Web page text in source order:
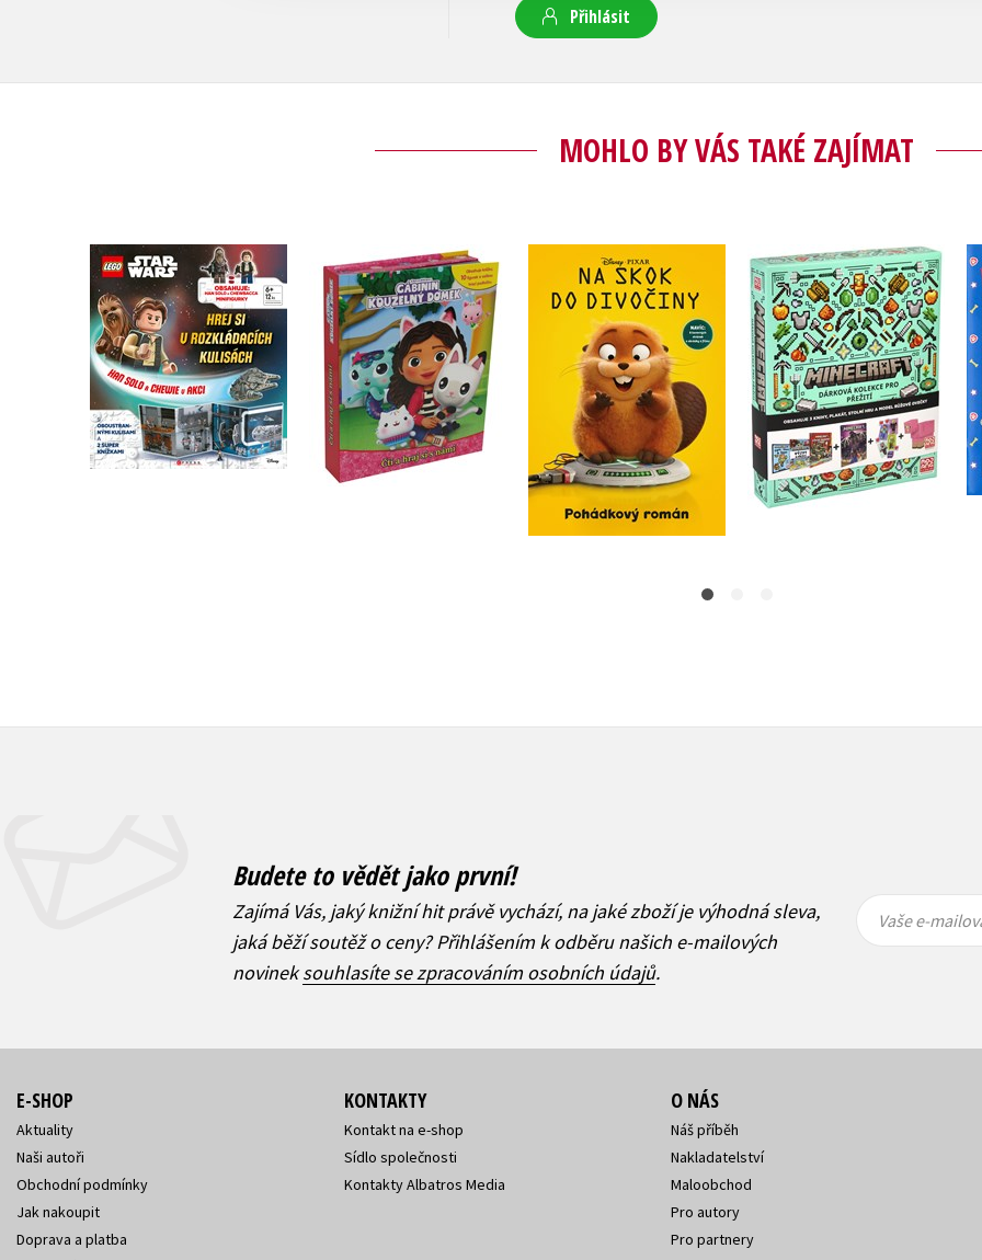
Přihlásit
MOHLO BY VÁS TAKÉ ZAJÍMAT
LEGO® Star Wars™
Han Solo a Chewie v
akci
Kolektiv
Do košíku
Gábinin kouzelný
domek - Čti a hraj si s
námi
Kolektiv
Na skok do divočiny -
Pohádkový román
Kolektiv
Do košíku
269 Kč
215 Kč
Minecraft - Dárková
kolekce pro přežití
Kolektiv
Do košíku
479 Kč
Budete to vědět jako první!
Zajímá Vás, jaký knižní hit právě vychází, na jaké zboží je výhodná sleva,
jaká běží soutěž o ceny? Přihlášením k odběru našich e-mailových
novineksouhlasíte se zpracováním osobních údajů.
mailová
mailová
Vaše e-
E-SHOP
Aktuality
Naši autoři
Obchodní podmínky
Jak nakoupit
Doprava a platba
KONTAKTY
Kontakt na e-shop
Sídlo společnosti
Kontakty Albatros Media
O NÁS
Náš příběh
Nakladatelství
Maloobchod
Pro autory
Pro partnery